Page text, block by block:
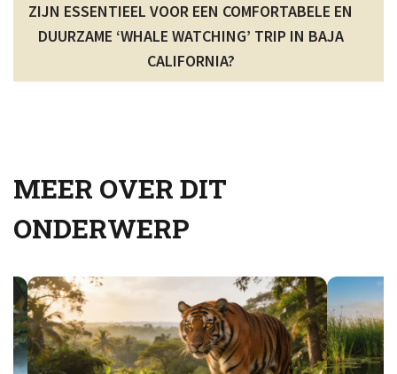
ZIJN ESSENTIEEL VOOR EEN COMFORTABELE EN
DUURZAME ‘WHALE WATCHING’ TRIP IN BAJA
CALIFORNIA?
MEER OVER DIT
ONDERWERP